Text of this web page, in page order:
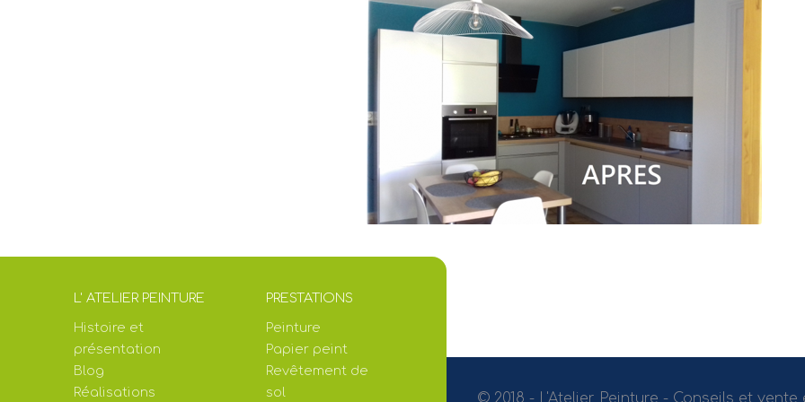
L' ATELIER PEINTURE
Histoire et
présentation
Blog
Réalisations
PRESTATIONS
Peinture
Papier peint
Revêtement de
sol
© 2018 - L'Atelier Peinture - Conseils et